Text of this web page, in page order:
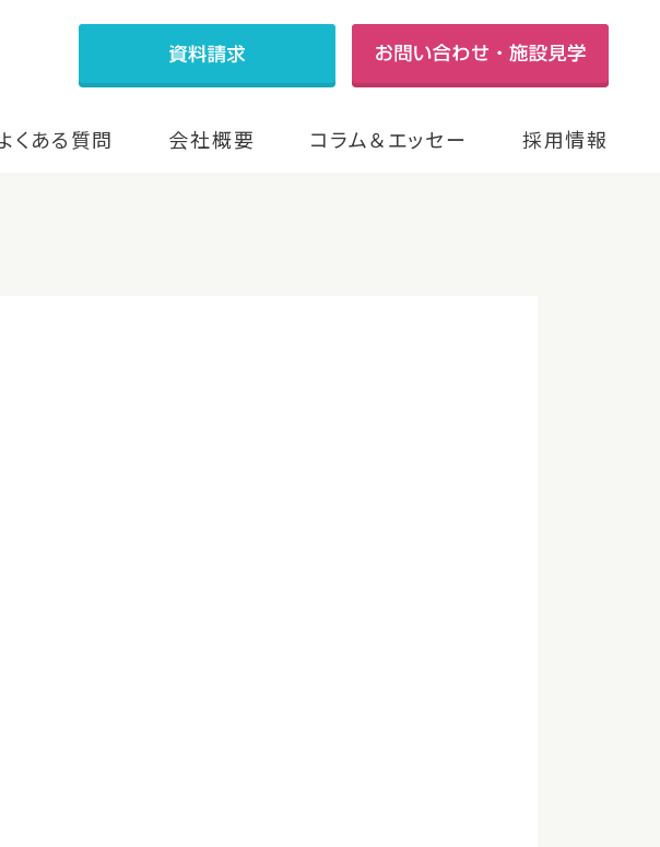
くある質問 会社概要 コラム＆エッセー 採用情報